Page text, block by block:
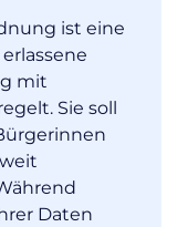
ist eine
mit
Sie soll
Daten